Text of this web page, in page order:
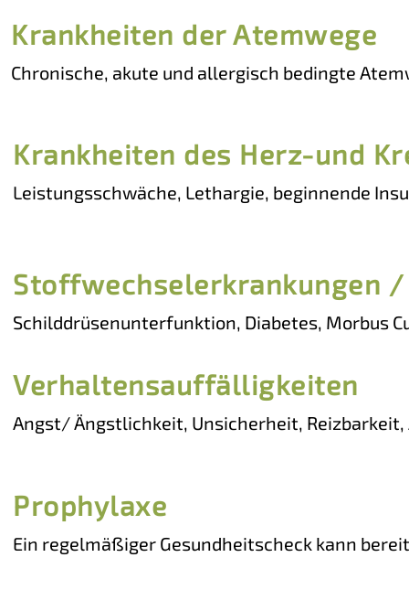
Krankheiten der Atemwege
Chronische, akute und allergisch bedingte
Krankheiten des Herz-und
Leistungsschwäche, Lethargie, beginnende
Stoffwechselerkrankungen
Schilddrüsenunterfunktion, Diabetes, Morbus
Pferd: Morbus Cushing/ PPID, Equines
Verhaltensauffälligkeiten
Angst/ Ängstlichkeit, Unsicherheit,
Prophylaxe
Ein regelmäßiger Gesundheitscheck kann